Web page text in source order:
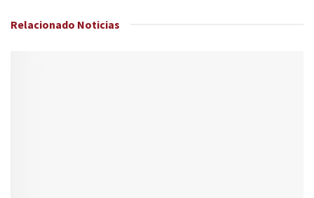
Relacionado Noticias